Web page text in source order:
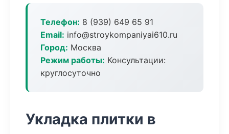
Телефон: 8 (939) 649 65 91
Email: info@stroykompaniyai610.ru
Город: Москва
Режим работы: Консультации:
круглосуточно
Укладка плитки в